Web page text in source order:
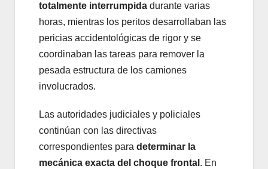
totalmente interrumpida durante varias
horas, mientras los peritos desarrollaban las
pericias accidentológicas de rigor y se
coordinaban las tareas para remover la
pesada estructura de los camiones
involucrados.
Las autoridades judiciales y policiales
continúan con las directivas
correspondientes para determinar la
mecánica exacta del choque frontal . En